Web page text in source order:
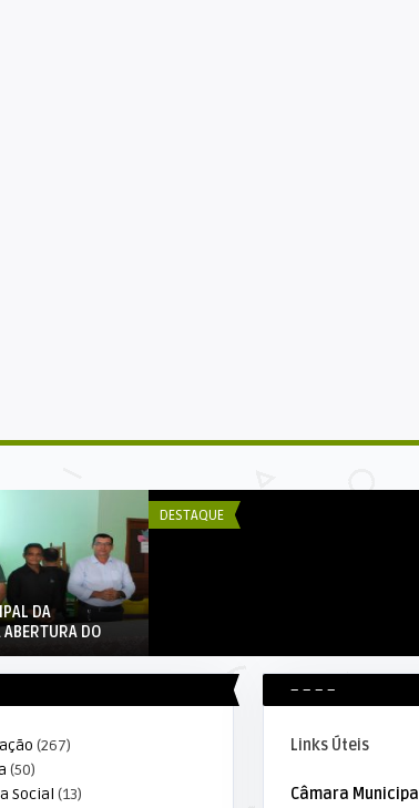
DA
DO
DESTAQUE
Alta Floresta realiza fase
(267)
(50)
Social (13)
– – – –
Links Úteis
Câmara Municipal